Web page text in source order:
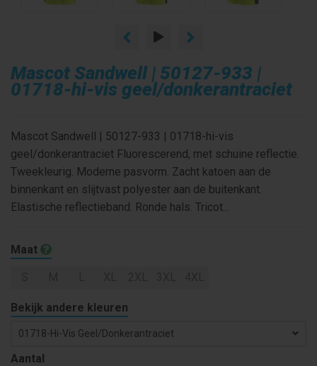
Mascot Sandwell | 50127-933 |
01718-hi-vis geel/donkerantraciet
Mascot Sandwell | 50127-933 | 01718-hi-vis
geel/donkerantraciet Fluorescerend, met schuine reflectie.
Tweekleurig. Moderne pasvorm. Zacht katoen aan de
binnenkant en slijtvast polyester aan de buitenkant.
Elastische reflectieband. Ronde hals. Tricot...
Maat
Bekijk andere kleuren
01718-Hi-Vis Geel/donkerantraciet
Aantal